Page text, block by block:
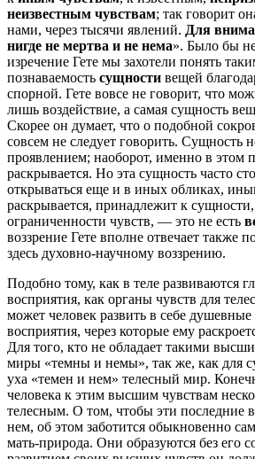
неизвестным чувствам; так говорит
нами, через тысячи явлений. Для
нигде не мертва и не нема». Было бы
изречение Гете мы захотели понять
познаваемость сущности вещей
спорной. Гете вовсе не говорит, что
лишь воздействие, а самая сущность
Скорее он думает, что о подобной
совсем не следует говорить. Сущность
проявлением; наоборот, именно в этом
раскрывается. Но эта сущность часто
открываться еще и в иных обликах,
раскрывается, принадлежит к
ограниченности чувств, — это не есть
воззрение Гете вполне отвечает также
здесь духовно-научному воззрению.
Подобно тому, как в теле развиваются
восприятия, как органы чувств для
может человек развить в себе
восприятия, через которые ему
Для того, кто не обладает такими
миры «темны и немы», так же, как для
уха «темен и нем» телесный мир.
человека к этим высшим чувствам
телесным. О том, чтобы эти последние
нем, об этом заботится обыкновенно
мать-природа. Они образуются без его